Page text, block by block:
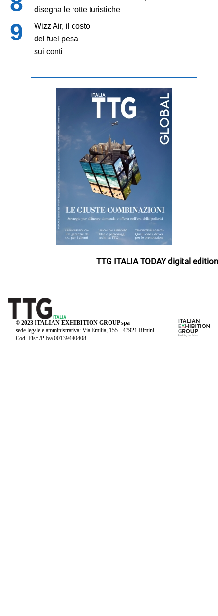
disegna le rotte turistiche
Wizz Air, il costo
del fuel pesa
sui conti
TTG ITALIA TODAY digital edition
© 2023 ITALIAN EXHIBITION GROUP spa
sede legale e amministrativa: Via Emilia, 155 - 47921 Rimini
Cod. Fisc./P.Iva 00139440408.